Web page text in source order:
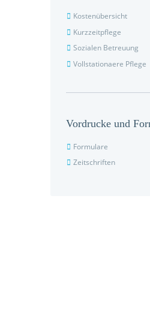
Kostenübersicht
Kurzzeitpflege
Sozialen Betreuung
Vollstationaere Pflege
Vordrucke und
Formulare
Zeitschriften